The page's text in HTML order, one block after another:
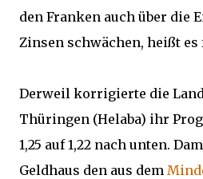
den Franken auch über die
Zinsen schwächen, heißt es
Derweil korrigierte die
Thüringen (Helaba) ihr
1,25 auf 1,22 nach unten.
Geldhaus den aus dem